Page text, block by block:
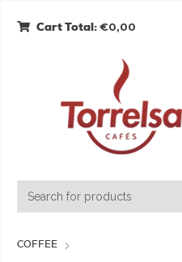
Cart Total: €0,00
COFFEE